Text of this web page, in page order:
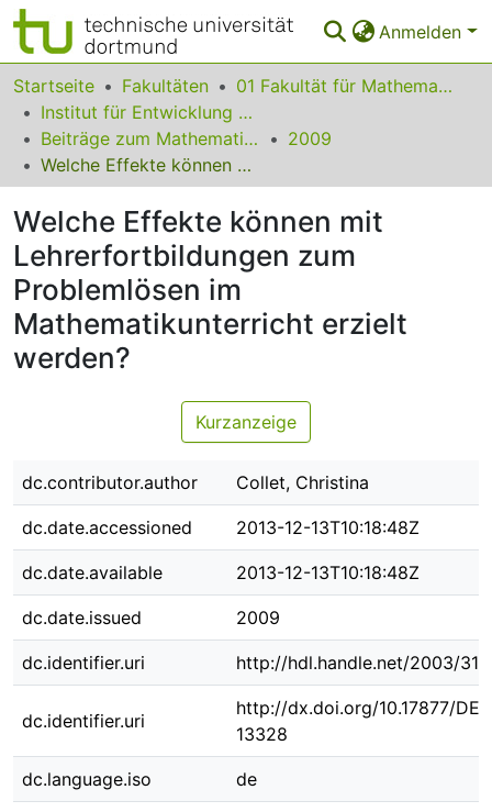
Anmelden
Bereiche & Sammlungen
Das gesamte Repositorium
Statistiken
FAQ
Leitlinien
Zurück zur Startseite
Startseite Fakultäten
01 Fakultät für Mathematik
Institut für Entwicklung und Erforschung des Mathematikunterrichts
Beiträge zum Mathematikunterricht
2009
Welche Effekte können mit Lehrerfortbildungen zum Problemlösen im Mathematikunterricht erzielt werden?
Welche Effekte können mit
Lehrerfortbildungen zum
Problemlösen im
Mathematikunterricht erzielt
werden?
Kurzanzeige
dc.contributor.author Collet, Christina
dc.date.accessioned 2013-12-13T10:18:48Z
dc.date.available 2013-12-13T10:18:48Z
dc.date.issued 2009
dc.identifier.uri http://hdl.handle.net/2003/
dc.identifier.uri
http://dx.doi.org/10.17877/
13328
dc.language.iso de